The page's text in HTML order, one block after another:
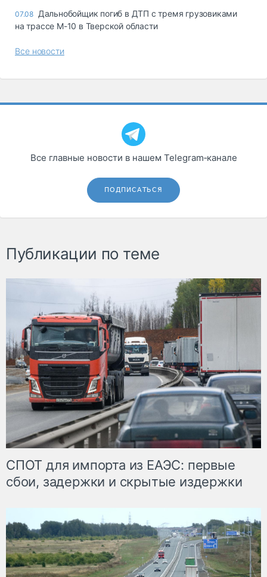
07.08 Дальнобойщик погиб в ДТП с тремя грузовиками
на трассе М-10 в Тверской области
Все новости
Все главные новости в нашем Telegram‑канале
ПОДПИСАТЬСЯ
Публикации по теме
СПОТ для импорта из ЕАЭС: первые
сбои, задержки и скрытые издержки